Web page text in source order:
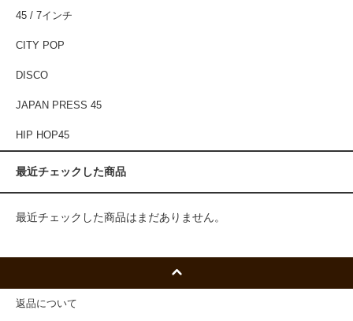
45 / 7インチ
CITY POP
DISCO
JAPAN PRESS 45
HIP HOP45
最近チェックした商品
最近チェックした商品はまだありません。
返品について